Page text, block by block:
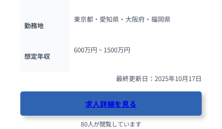
勤務地
東京都・愛知県・大阪府・福岡県
想定年収
600万円 ~ 1500万円
最終更新日：2025年10月17日
求人詳細を見る
80人が閲覧しています